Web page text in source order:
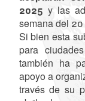
2025 y las
semana del
Si bien esta
para
también ha
apoyo a
través de su